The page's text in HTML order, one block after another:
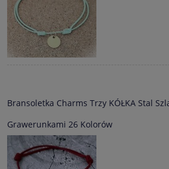
Bransoletka Charms Trzy KÓŁKA Stal
Grawerunkami 26 Kolorów